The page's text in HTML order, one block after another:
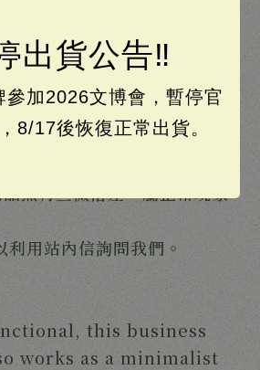
出貨公告‼️
加2026文博會，暫停官
8/17後恢復正常出貨。
照中的擺設物
呈現的商品照可能會產生色
主
為每週一至週五
品無法完全一模一樣，縫線
照有些微落差，屬正常現象，
用站內信詢問我們。
this business
works as a minimalist